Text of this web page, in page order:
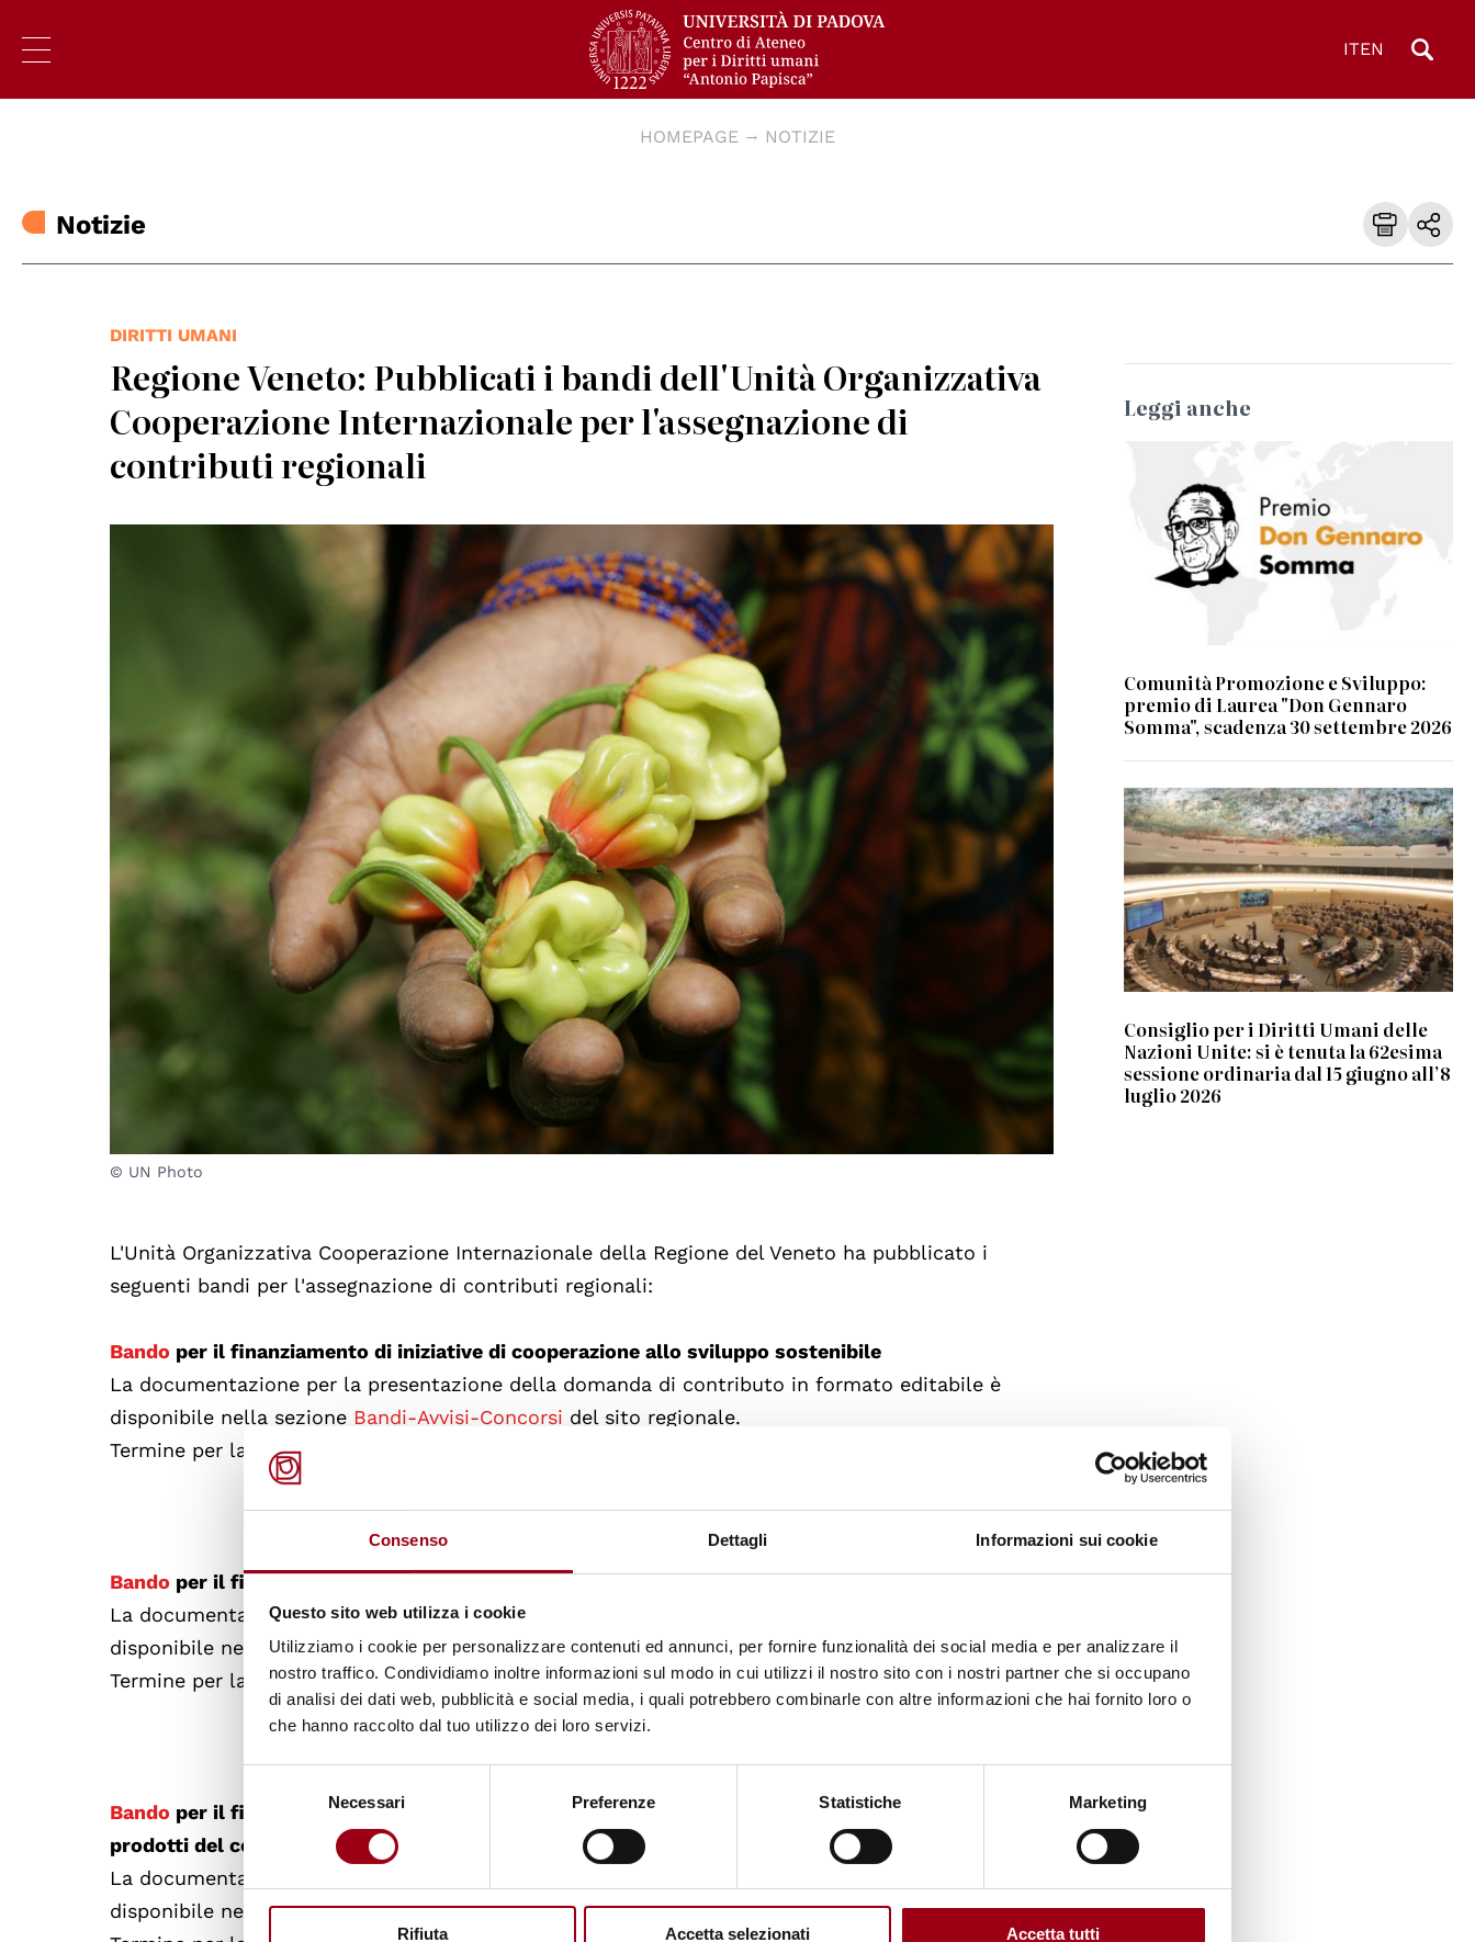
Consenso Dettagli Informazioni sui cookie
Questo sito web utilizza i cookie
Utilizziamo i cookie per personalizzare contenuti ed annunci, per fornire funzionalità dei social media e per analizzare il
nostro traffico. Condividiamo inoltre informazioni sul modo in cui utilizzi il nostro sito con i nostri partner che si occupano
di analisi dei dati web, pubblicità e social media, i quali potrebbero combinarle con altre informazioni che hai fornito loro o
che hanno raccolto dal tuo utilizzo dei loro servizi.
del
Necessari Preferenze Statistiche Marketing
Rifiuta Accetta selezionati Accetta tutti
ITEN
HOMEPAGE NOTIZIE
Notizie
DIRITTI UMANI
Regione Veneto: Pubblicati i bandi dell'Unità Organizzativa
Cooperazione Internazionale per l'assegnazione di
contributi regionali
© UN Photo
L'Unità Organizzativa Cooperazione Internazionale della Regione del Veneto ha pubblicato i
seguenti bandi per l'assegnazione di contributi regionali:
Bando per il finanziamento di iniziative di cooperazione allo sviluppo sostenibile
La documentazione per la presentazione della domanda di contributo in formato editabile è
disponibile nella sezione Bandi-Avvisi-Concorsi del sito regionale.
Termine per la presentazione delle domande:
Bando per il finanziamento di iniziative di promozione della cultura dei diritti umani
La documentazione per la presentazione della domanda di contributo in formato editabile è
disponibile nella sezione Bandi-Avvisi-Concorsidel sito regionale.
Termine per la presentazione delle domande:16 agosto 2022
Bando per il finanziamento di un'iniziativa fieristica finalizzata alla promozione e vendita dei
prodotti del commercio equo e solidale
La documentazione per la presentazione della domanda di contributo in formato editabile è
disponibile nella sezioneBandi-Avvisi-Concorsidel sito regionale.
Leggi anche
Comunità Promozione e Sviluppo:
premio di Laurea "Don Gennaro
Somma", scadenza 30 settembre 2026
© UN Photo/Jess Hoffman
Consiglio per i Diritti Umani delle
Nazioni Unite: si è tenuta la 62esima
sessione ordinaria dal 15 giugno all’8
luglio 2026